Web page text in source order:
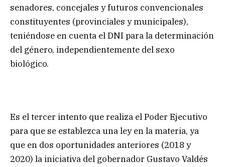
senadores, concejales y futuros convencionales
constituyentes (provinciales y municipales),
teniéndose en cuenta el DNI para la determinación
del género, independientemente del sexo
biológico.
Es el tercer intento que realiza el Poder Ejecutivo
para que se establezca una ley en la materia, ya
que en dos oportunidades anteriores (2018 y
2020) la iniciativa del gobernador Gustavo Valdés